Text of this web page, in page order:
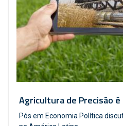
Agricultura de Precisão
Pós em Economia Política